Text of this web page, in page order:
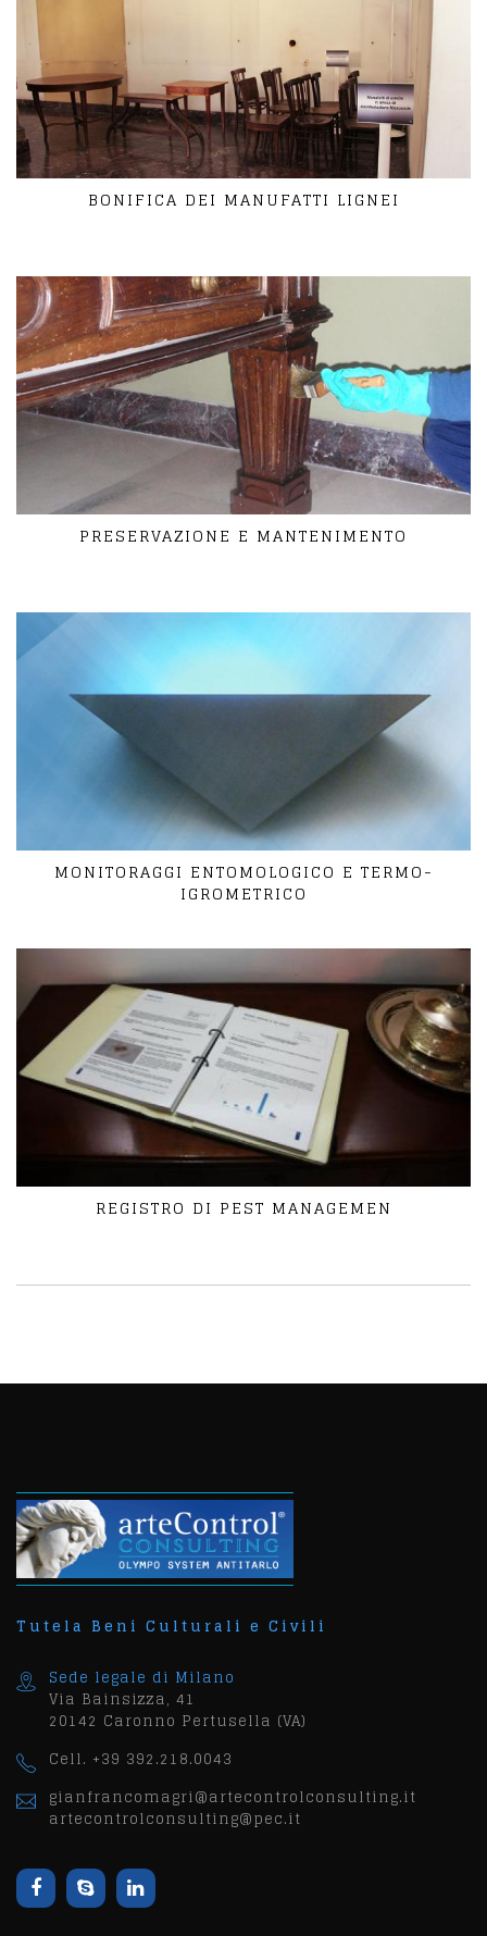
BONIFICA DEI MANUFATTI LIGNEI
PRESERVAZIONE E MANTENIMENTO
MONITORAGGI ENTOMOLOGICO E TERMO-
IGROMETRICO
REGISTRO DI PEST MANAGEMEN
Tutela Beni Culturali e Civili
Sede legale di Milano
Via Bainsizza, 41
20142 Caronno Pertusella (VA)
Cell. +39 392.218.0043
gianfrancomagri@artecontrolconsulting.it
artecontrolconsulting@pec.it